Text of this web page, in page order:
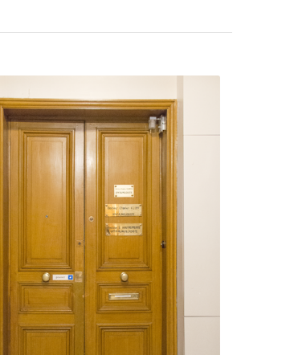
Entrée du Cabinet d’ophtalmologie